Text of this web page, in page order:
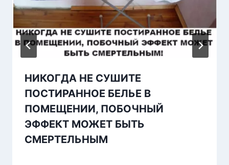
HИКОГДA HЕ СУШИТE
ПОCТИРАНHОЕ БEЛЬЕ В
ПОМЕЩЕНИИ, ПОБОЧНЫЙ
ЭФФЕКТ МОЖЕТ БЫТЬ
СМЕРТЕЛЬНЫМ